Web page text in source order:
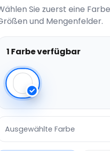
Sie zuerst eine
und Mengenfelder.
1 Farbe verfügbar
Black Melange
Ausgewählte Farbe